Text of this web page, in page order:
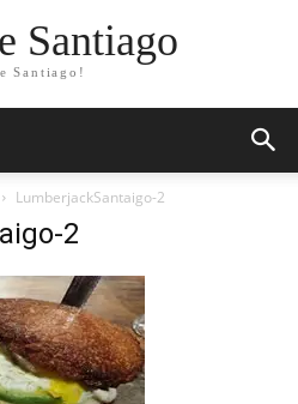
Santiago
Santiago!
LumberjackSantaigo-2
2